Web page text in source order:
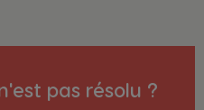
pas résolu ?